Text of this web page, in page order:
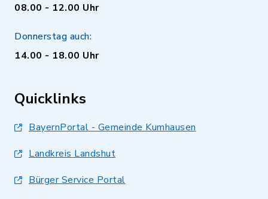
08.00 - 12.00 Uhr
Donnerstag auch:
14.00 - 18.00 Uhr
Quicklinks
BayernPortal - Gemeinde Kumhausen
Landkreis Landshut
Bürger Service Portal